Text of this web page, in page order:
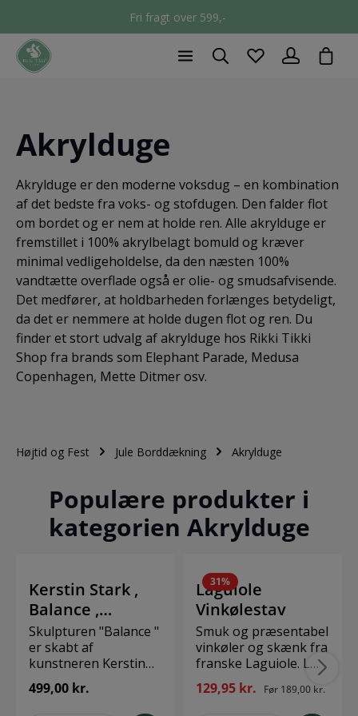
Fri fragt over 599,-
Akrylduge
Akrylduge er den moderne voksdug – en kombination
af det bedste fra voks- og stofdugen. Den falder flot
om bordet og er nem at holde ren. Alle akrylduge er
fremstillet i 100% akrylbelagt bomuld og kræver
minimal vedligeholdelse, da den næsten 100%
vandtætte overflade også er olie- og smudsafvisende.
Det medfører, at holdbarheden forlænges betydeligt,
da det er nemmere at holde dugen flot og ren. Du
finder et stort udvalg af akrylduge hos Rikki Tikki
Shop fra brands som Elephant Parade, Medusa
Copenhagen, Mette Ditmer osv.
Højtid og Fest Jule Borddækning Akrylduge
Populære produkter i
kategorien Akrylduge
Kerstin Stark ,
Balance ,
Balance
Skulpturen "Balance "
er skabt af
kunstneren Kerstin
Stark som et symbol
på at finde den rette
499,00 kr.
31%
Laguiole
Vinkølestav
Smuk og præsentabel
vinkøler og skænk fra
franske Laguiole. Læg
blot fryseelementet i
fryseren så det er
klart til din vin. Når du
129,95 kr. Før 189,00 kr.